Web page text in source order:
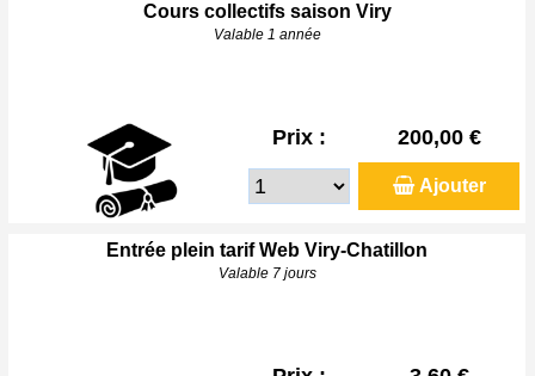
Cours collectifs saison Viry
Valable 1 année
Prix : 200,00 €
Ajouter
Entrée plein tarif Web Viry-Chatillon
Valable 7 jours